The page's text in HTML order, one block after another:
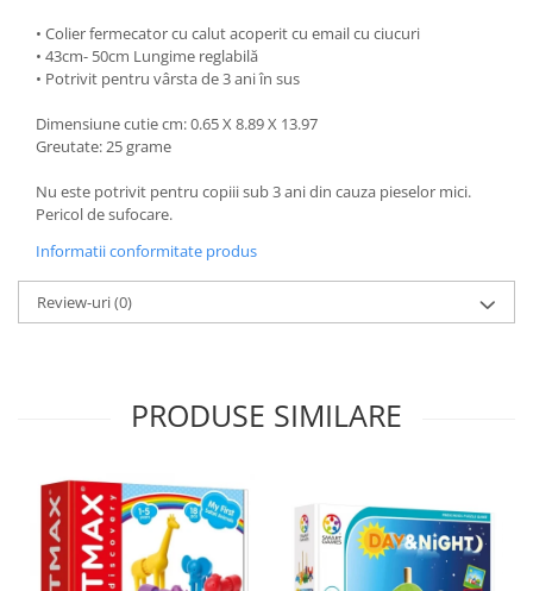
• Colier fermecator cu calut acoperit cu email cu ciucuri
• 43cm- 50cm Lungime reglabilă
• Potrivit pentru vârsta de 3 ani în sus
Dimensiune cutie cm: 0.65 X 8.89 X 13.97
Greutate: 25 grame
Nu este potrivit pentru copiii sub 3 ani din cauza pieselor mici.
Pericol de sufocare.
Informatii conformitate produs
Review-uri(0)
PRODUSE SIMILARE